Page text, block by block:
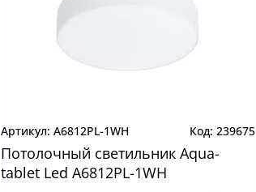
A6812PL-1WH 239675
Потолочный светильник Aqua-
tablet Led A6812PL-1WH